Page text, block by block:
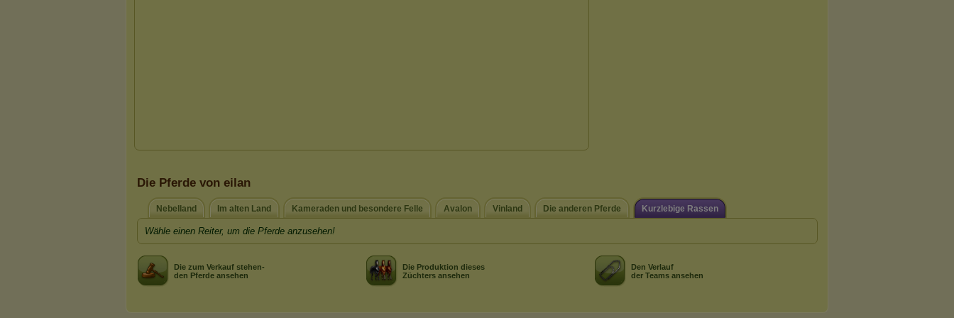
Die Pferde von eilan
Nebelland Im alten Land Kameraden und besondere Felle Avalon Vinland Die anderen Pferde Kurzlebige Rassen
Wähle einen Reiter, um die Pferde anzusehen!
Die zum Verkauf stehen-
den Pferde ansehen
Die Produktion dieses
Züchters ansehen
Den Verlauf
der Teams ansehen